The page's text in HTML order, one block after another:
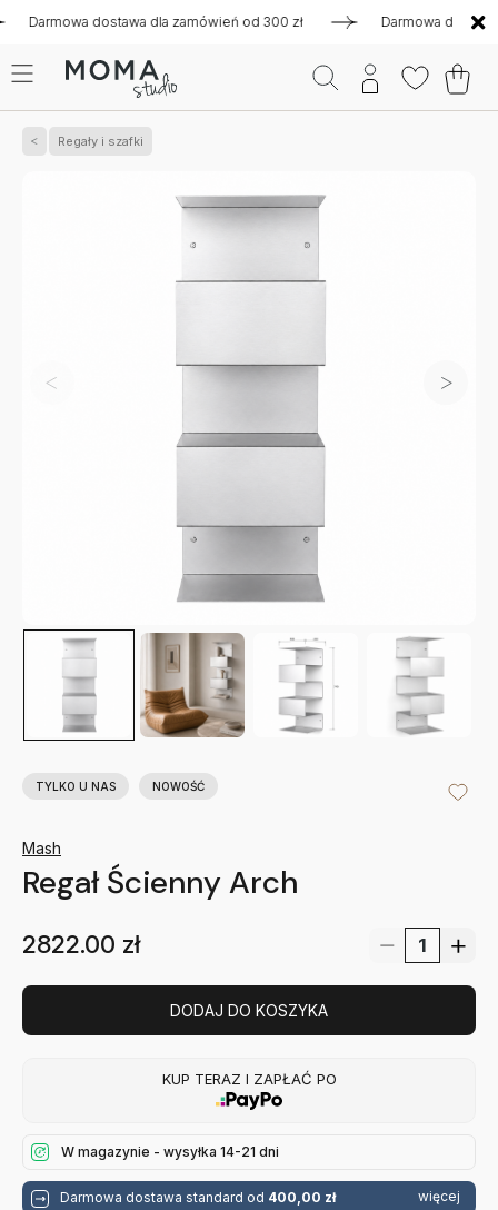
dostawa dla zamówień od 300 zł Darmowa dostawa dla
Regały i szafki
TYLKO U NAS NOWOŚĆ
Mash
Regał Ścienny Arch
2822.00 zł
DODAJ DO KOSZYKA
KUP TERAZ I ZAPŁAĆ PO
W magazynie - wysyłka 14-21 dni
Darmowa dostawa standard od 400,00 zł więcej